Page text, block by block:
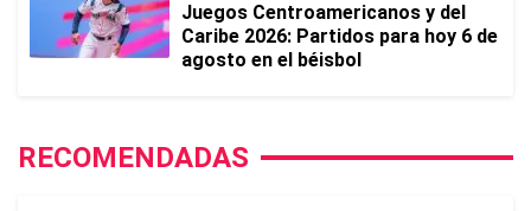
Juegos Centroamericanos y del
Caribe 2026: Partidos para hoy 6 de
agosto en el béisbol
RECOMENDADAS